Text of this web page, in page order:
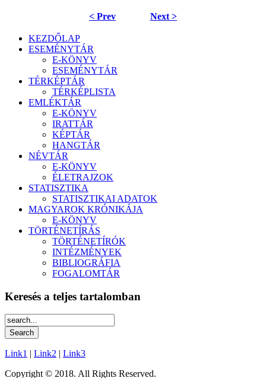
< Prev Next >
KEZDŐLAP
ESEMÉNYTÁR
E-KÖNYV
ESEMÉNYTÁR
TÉRKÉPTÁR
TÉRKÉPLISTA
EMLÉKTÁR
E-KÖNYV
IRATTÁR
KÉPTÁR
HANGTÁR
NÉVTÁR
E-KÖNYV
ÉLETRAJZOK
STATISZTIKA
STATISZTIKAI ADATOK
MAGYAROK KRÓNIKÁJA
E-KÖNYV
TÖRTÉNETÍRÁS
TÖRTÉNETÍRÓK
INTÉZMÉNYEK
BIBLIOGRÁFIA
FOGALOMTÁR
Keresés a teljes tartalomban
Link1 | Link2 | Link3
Copyright © 2018. All Rights Reserved.